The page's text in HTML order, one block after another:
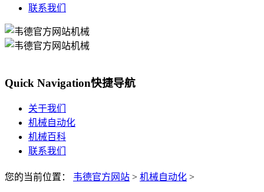
联系我们
Quick Navigation快捷导航
关于我们
机械自动化
机械百科
联系我们
您的当前位置： 韦德官方网站 > 机械自动化 >